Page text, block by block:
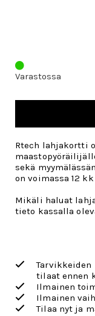
Varastossa
Rtech lahjakortti
sekä
on voimassa 12
Mikäli haluat
tieto kassalla
Tarvikkeiden
tilaat ennen
Ilmainen
Ilmainen
Tilaa nyt ja